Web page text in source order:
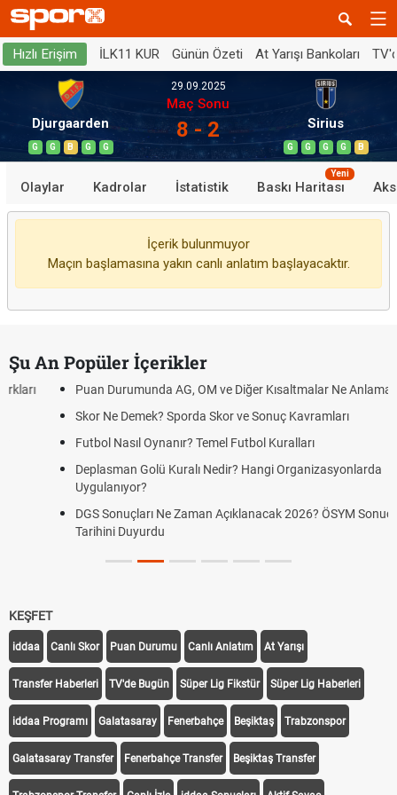
Hızlı Erişim İLK11 KUR Günün Özeti At Yarışı Bankoları
Djurgaarden
G G B G G
29.09.2025
Maç Sonu
8 - 2 Sirius
G G G G B
Olaylar Kadrolar İstatistik Baskı Haritası
Yeni
İçerik bulunmuyor
Maçın başlamasına yakın canlı anlatım başlayacaktır.
Şu An Popüler İçerikler
Puan Durumunda AG, OM ve Diğer Kısaltmalar Ne Anlama Gelir?
Skor Ne Demek? Sporda Skor ve Sonuç Kavramları
Futbol Nasıl Oynanır? Temel Futbol Kuralları
Deplasman Golü Kuralı Nedir? Hangi Organizasyonlarda
Uygulanıyor?
DGS Sonuçları Ne Zaman Açıklanacak 2026? ÖSYM Sonuç
Tarihini Duyurdu
KEŞFET
iddaa Canlı Skor Puan Durumu Canlı Anlatım At Yarışı
Transfer Haberleri TV'de Bugün Süper Lig Fikstür Süper Lig Haberleri
iddaa Programı Galatasaray Fenerbahçe Beşiktaş Trabzonspor
Galatasaray Transfer Fenerbahçe Transfer Beşiktaş Transfer